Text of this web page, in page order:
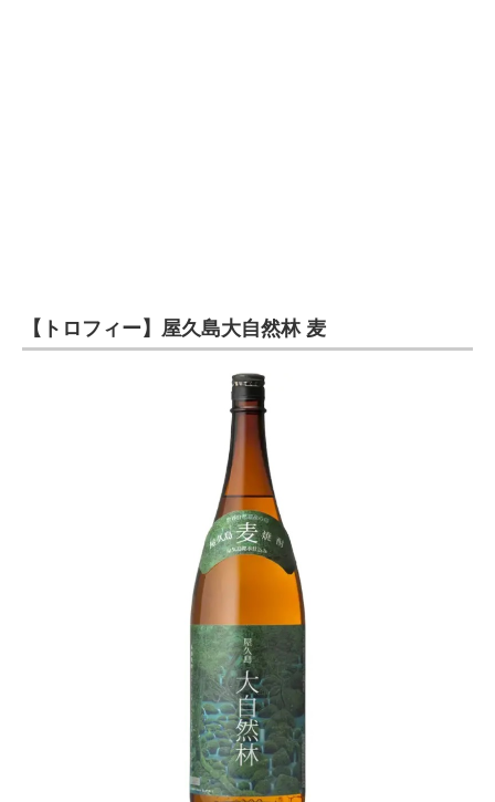
【トロフィー】屋久島大自然林 麦